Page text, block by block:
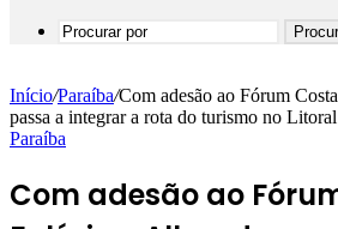
Início/Paraíba/Com adesão ao Fórum
passa a integrar a rota do turismo no
Paraíba
Com adesão ao